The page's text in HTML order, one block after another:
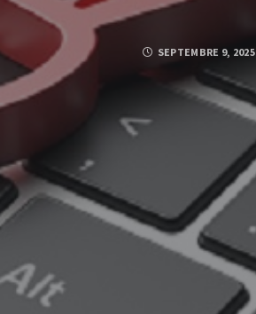
SEPTEMBRE 9, 2025
KHEDIJA BOUHAOUALA